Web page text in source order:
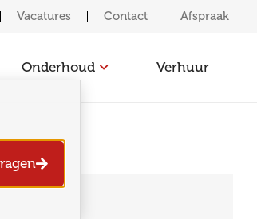
Vacatures Contact Afspraak
Onderhoud Verhuur